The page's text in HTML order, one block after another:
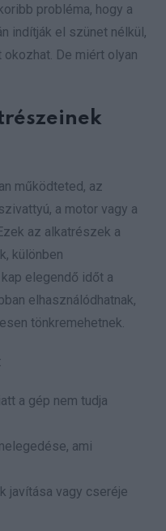
probléma, hogy a
indítják el szünet nélkül,
De miért olyan
működteted, az
a motor vagy a
az alkatrészek a
különben
elegendő időt a
elhasználódhatnak,
tönkremehetnek.
a gép nem tudja
ami
javítása vagy cseréje